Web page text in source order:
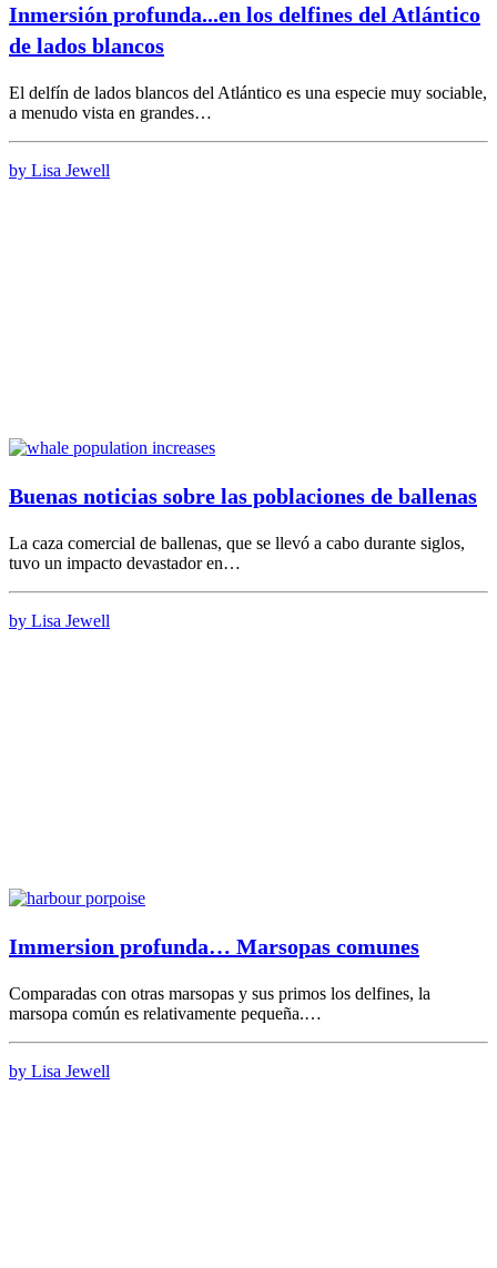
Inmersión profunda...en los delfines del Atlántico
de lados blancos
El delfín de lados blancos del Atlántico es una especie muy sociable,
a menudo vista en grandes…
by Lisa Jewell
Buenas noticias sobre las poblaciones de ballenas
La caza comercial de ballenas, que se llevó a cabo durante siglos,
tuvo un impacto devastador en…
by Lisa Jewell
Immersion profunda… Marsopas comunes
Comparadas con otras marsopas y sus primos los delfines, la
marsopa común es relativamente pequeña.…
by Lisa Jewell